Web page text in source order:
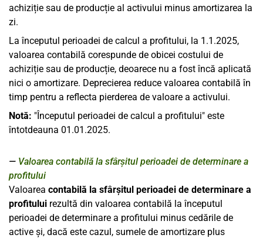
achiziție sau de producție al activului minus amortizarea la
zi.
La începutul perioadei de calcul a profitului, la 1.1.2025,
valoarea contabilă corespunde de obicei costului de
achiziție sau de producție, deoarece nu a fost încă aplicată
nici o amortizare. Deprecierea reduce valoarea contabilă în
timp pentru a reflecta pierderea de valoare a activului.
Notă: "Începutul perioadei de calcul a profitului" este
întotdeauna 01.01.2025.
Valoarea contabilă la sfârșitul perioadei de determinare a
profitului
Valoarea contabilă la sfârșitul perioadei de determinare a
profitului rezultă din valoarea contabilă la începutul
perioadei de determinare a profitului minus cedările de
active și, dacă este cazul, sumele de amortizare plus